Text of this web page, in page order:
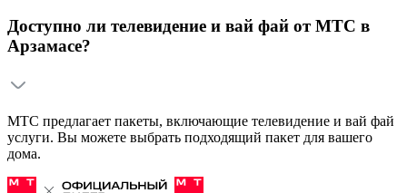
Доступно ли телевидение и вай фай от МТС в
Арзамасе?
МТС предлагает пакеты, включающие телевидение и вай фай
услуги. Вы можете выбрать подходящий пакет для вашего
дома.